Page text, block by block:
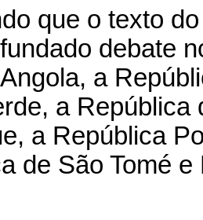
que o texto
debate
a
a
a República
de São Tomé